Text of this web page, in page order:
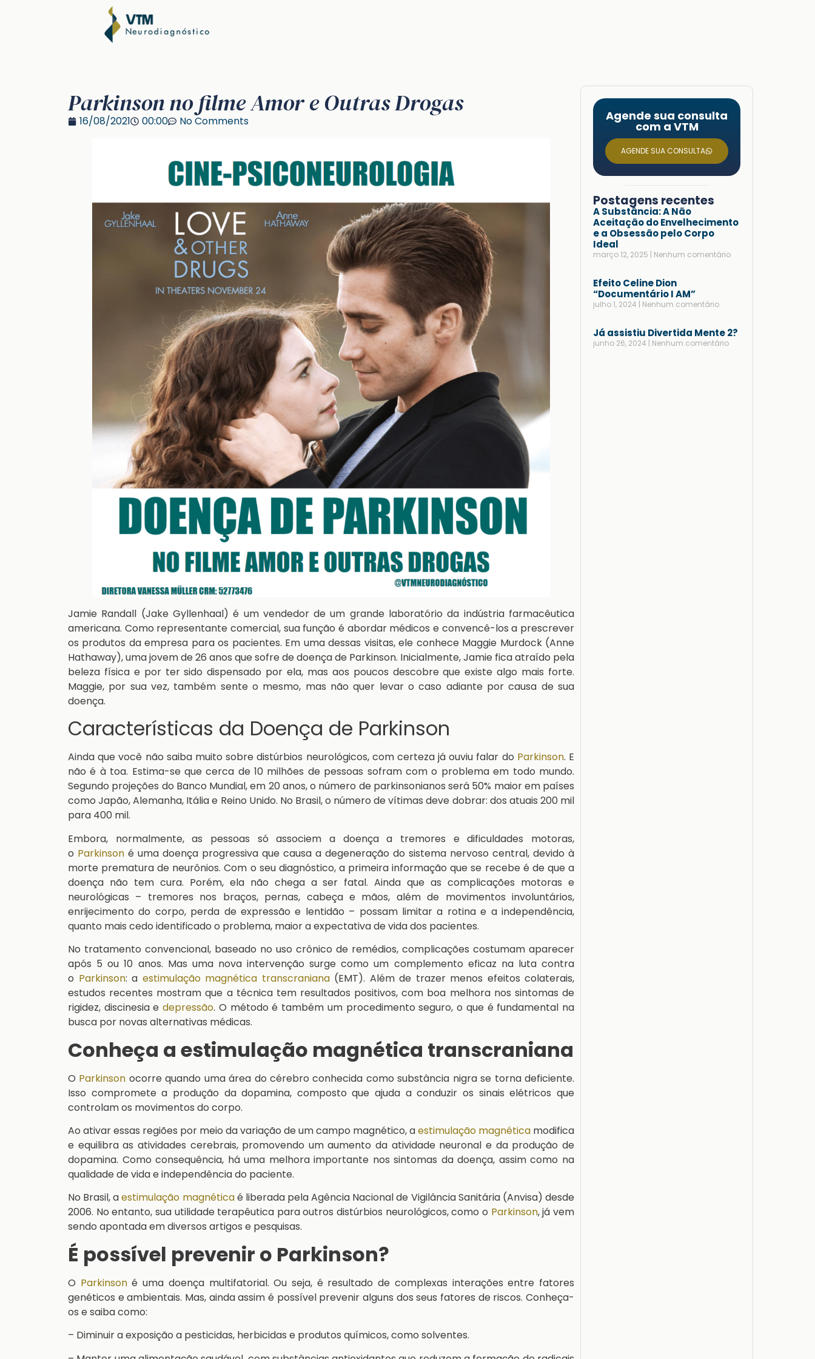
Parkinson no filme Amor e Outras Drogas
16/08/2021 00:00 No Comments
Jamie Randall (Jake Gyllenhaal) é um vendedor de um grande laboratório da indústria farmacêutica
americana. Como representante comercial, sua função é abordar médicos e convencê-los a prescrever
os produtos da empresa para os pacientes. Em uma dessas visitas, ele conhece Maggie Murdock (Anne
Hathaway), uma jovem de 26 anos que sofre de doença de Parkinson. Inicialmente, Jamie fica atraído pela
beleza física e por ter sido dispensado por ela, mas aos poucos descobre que existe algo mais forte.
Maggie, por sua vez, também sente o mesmo, mas não quer levar o caso adiante por causa de sua
doença.
Características da Doença de Parkinson
Ainda que você não saiba muito sobre distúrbios neurológicos, com certeza já ouviu falar do Parkinson. E
não é à toa. Estima-se que cerca de 10 milhões de pessoas sofram com o problema em todo mundo.
Segundo projeções do Banco Mundial, em 20 anos, o número de parkinsonianos será 50% maior em países
como Japão, Alemanha, Itália e Reino Unido. No Brasil, o número de vítimas deve dobrar: dos atuais 200 mil
para 400 mil.
Embora, normalmente, as pessoas só associem a doença a tremores e dificuldades motoras,
o Parkinson é uma doença progressiva que causa a degeneração do sistema nervoso central, devido à
morte prematura de neurônios. Com o seu diagnóstico, a primeira informação que se recebe é de que a
doença não tem cura. Porém, ela não chega a ser fatal. Ainda que as complicações motoras e
neurológicas – tremores nos braços, pernas, cabeça e mãos, além de movimentos involuntários,
enrijecimento do corpo, perda de expressão e lentidão – possam limitar a rotina e a independência,
quanto mais cedo identificado o problema, maior a expectativa de vida dos pacientes.
No tratamento convencional, baseado no uso crônico de remédios, complicações costumam aparecer
após 5 ou 10 anos. Mas uma nova intervenção surge como um complemento eficaz na luta contra
o Parkinson: a estimulação magnética transcraniana(EMT). Além de trazer menos efeitos colaterais,
estudos recentes mostram que a técnica tem resultados positivos, com boa melhora nos sintomas de
rigidez, discinesia edepressão. O método é também um procedimento seguro, o que é fundamental na
busca por novas alternativas médicas.
Conheça a estimulação magnética transcraniana
O Parkinson ocorre quando uma área do cérebro conhecida como substância nigra se torna deficiente.
Isso compromete a produção da dopamina, composto que ajuda a conduzir os sinais elétricos que
controlam os movimentos do corpo.
Ao ativar essas regiões por meio da variação de um campo magnético, aestimulação magnética modifica
e equilibra as atividades cerebrais, promovendo um aumento da atividade neuronal e da produção de
dopamina. Como consequência, há uma melhora importante nos sintomas da doença, assim como na
qualidade de vida e independência do paciente.
No Brasil, aestimulação magnéticaé liberada pela Agência Nacional de Vigilância Sanitária (Anvisa) desde
2006. No entanto, sua utilidade terapêutica para outros distúrbios neurológicos, como o Parkinson, já vem
sendo apontada em diversos artigos e pesquisas.
É possível prevenir o Parkinson?
O Parkinsoné uma doença multifatorial. Ou seja, é resultado de complexas interações entre fatores
genéticos e ambientais. Mas, ainda assim é possível prevenir alguns dos seus fatores de riscos. Conheça-
os e saiba como:
– Diminuir a exposição a pesticidas, herbicidas e produtos químicos, como solventes.
Agende sua consulta
com a VTM
AGENDE SUA CONSULTA
Postagens recentes
A Substância: A Não
Aceitação do Envelhecimento
e a Obsessão pelo Corpo
Ideal
março 12, 2025 Nenhum comentário
Efeito Celine Dion
“Documentário I AM”
julho 1, 2024 Nenhum comentário
Já assistiu Divertida Mente 2?
junho 26, 2024 Nenhum comentário